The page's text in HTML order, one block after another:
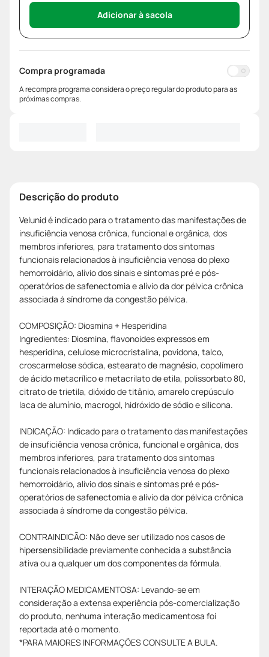
Adicionar à sacola
Compra programada
A recompra programa considera o preço regular do produto para as
próximas compras.
Descrição do produto
Velunid é indicado para o tratamento das manifestações de
insuficiência venosa crônica, funcional e orgânica, dos
membros inferiores, para tratamento dos sintomas
funcionais relacionados à insuficiência venosa do plexo
hemorroidário, alívio dos sinais e sintomas pré e pós-
operatórios de safenectomia e alívio da dor pélvica crônica
associada à síndrome da congestão pélvica.
COMPOSIÇÃO: Diosmina + Hesperidina
Ingredientes: Diosmina, flavonoides expressos em
hesperidina, celulose microcristalina, povidona, talco,
croscarmelose sódica, estearato de magnésio, copolímero
de ácido metacrílico e metacrilato de etila, polissorbato 80,
citrato de trietila, dióxido de titânio, amarelo crepúsculo
laca de alumínio, macrogol, hidróxido de sódio e silicona.
INDICAÇÃO: Indicado para o tratamento das manifestações
de insuficiência venosa crônica, funcional e orgânica, dos
membros inferiores, para tratamento dos sintomas
funcionais relacionados à insuficiência venosa do plexo
hemorroidário, alívio dos sinais e sintomas pré e pós-
operatórios de safenectomia e alívio da dor pélvica crônica
associada à síndrome da congestão pélvica.
CONTRAINDICÃO: Não deve ser utilizado nos casos de
hipersensibilidade previamente conhecida a substância
ativa ou a qualquer um dos componentes da fórmula.
INTERAÇÃO MEDICAMENTOSA: Levando-se em
consideração a extensa experiência pós-comercialização
do produto, nenhuma interação medicamentosa foi
reportada até o momento.
*PARA MAIORES INFORMAÇÕES CONSULTE A BULA.